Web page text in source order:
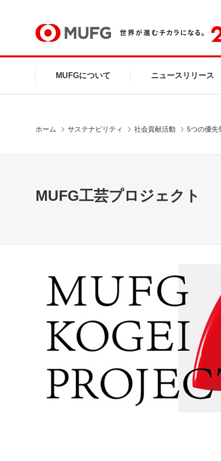
MUFGについて ニュースリリース
ホーム サステナビリティ 社会貢献活動 5つの優先
MUFG工芸プロジェクト